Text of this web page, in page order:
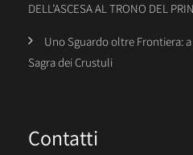
DELL’ASCESA AL TRONO DEL
Uno Sguardo oltre Frontiera:
Sagra dei Crustuli
Contatti